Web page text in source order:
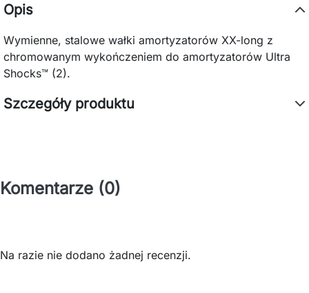
Opis
Wymienne, stalowe wałki amortyzatorów XX-long z
chromowanym wykończeniem do amortyzatorów Ultra
Shocks™ (2).
Szczegóły produktu
Komentarze (0)
Na razie nie dodano żadnej recenzji.